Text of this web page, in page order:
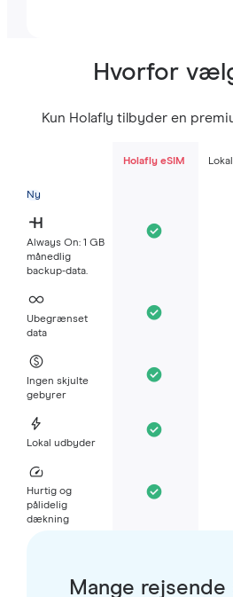
Hvorfor
Kun Holafly tilbyder en
Holafly eSIM
Ny
Always On: 1 GB
månedlig
backup-data.
Ubegrænset
data
Ingen skjulte
gebyrer
Lokal udbyder
Hurtig og
pålidelig
dækning
Mange